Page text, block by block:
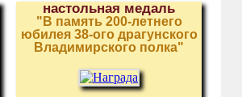
настольная медаль
"В память 200-летнего
юбилея 38-ого драгунского
Владимирского полка"